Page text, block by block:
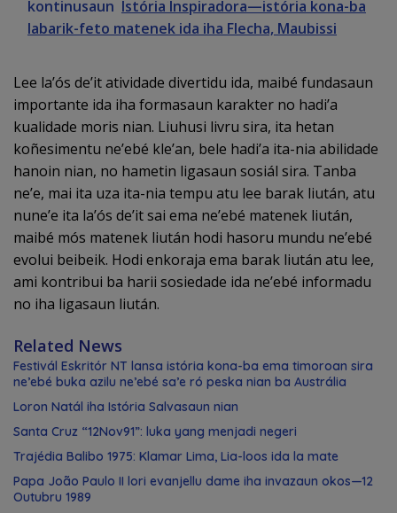
kontinusaun Istória Inspiradora—istória kona-ba
labarik-feto matenek ida iha Flecha, Maubissi
Lee la’ós de’it atividade divertidu ida, maibé fundasaun
importante ida iha formasaun karakter no hadi’a
kualidade moris nian. Liuhusi livru sira, ita hetan
koñesimentu ne’ebé kle’an, bele hadi’a ita-nia abilidade
hanoin nian, no hametin ligasaun sosiál sira. Tanba
ne’e, mai ita uza ita-nia tempu atu lee barak liután, atu
nune’e ita la’ós de’it sai ema ne’ebé matenek liután,
maibé mós matenek liután hodi hasoru mundu ne’ebé
evolui beibeik. Hodi enkoraja ema barak liután atu lee,
ami kontribui ba harii sosiedade ida ne’ebé informadu
no iha ligasaun liután.
Related News
Festivál Eskritór NT lansa istória kona-ba ema timoroan sira
ne’ebé buka azilu ne’ebé sa’e ró peska nian ba Austrália
Loron Natál iha Istória Salvasaun nian
Santa Cruz “12Nov91”: luka yang menjadi negeri
Trajédia Balibo 1975: Klamar Lima, Lia-loos ida la mate
Papa João Paulo II lori evanjellu dame iha invazaun okos—12
Outubru 1989